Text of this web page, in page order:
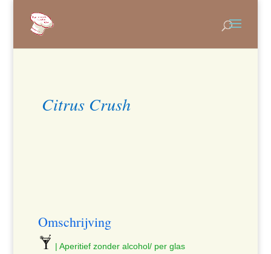
Citrus Crush
Omschrijving
| Aperitief zonder alcohol/ per glas